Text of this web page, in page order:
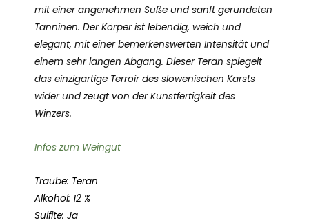
mit einer angenehmen Süße und sanft gerundeten
Tanninen. Der Körper ist lebendig, weich und
elegant, mit einer bemerkenswerten Intensität und
einem sehr langen Abgang. Dieser Teran spiegelt
das einzigartige Terroir des slowenischen Karsts
wider und zeugt von der Kunstfertigkeit des
Winzers.
Infos zum Weingut
Traube: Teran
Alkohol: 12 %
Sulfite: Ja